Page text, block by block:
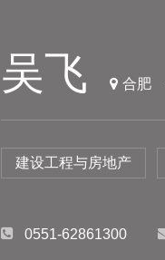
吴飞 合肥
建设工程与房地产
0551-62861300